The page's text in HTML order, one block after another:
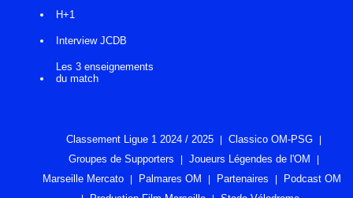
H+1
Interview JCDB
Les 3 enseignements
du match
Classement Ligue 1 2024 / 2025
Classico OM-PSG
Groupes de Supporters
Joueurs Légendes de l'OM
Marseille Mercato
Palmares OM Partenaires
Podcast OM